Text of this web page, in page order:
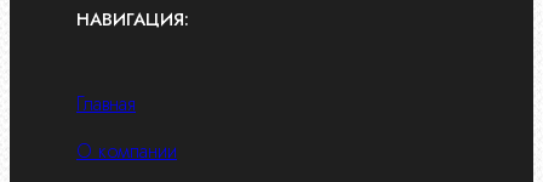
НАВИГАЦИЯ:
Главная
О компании